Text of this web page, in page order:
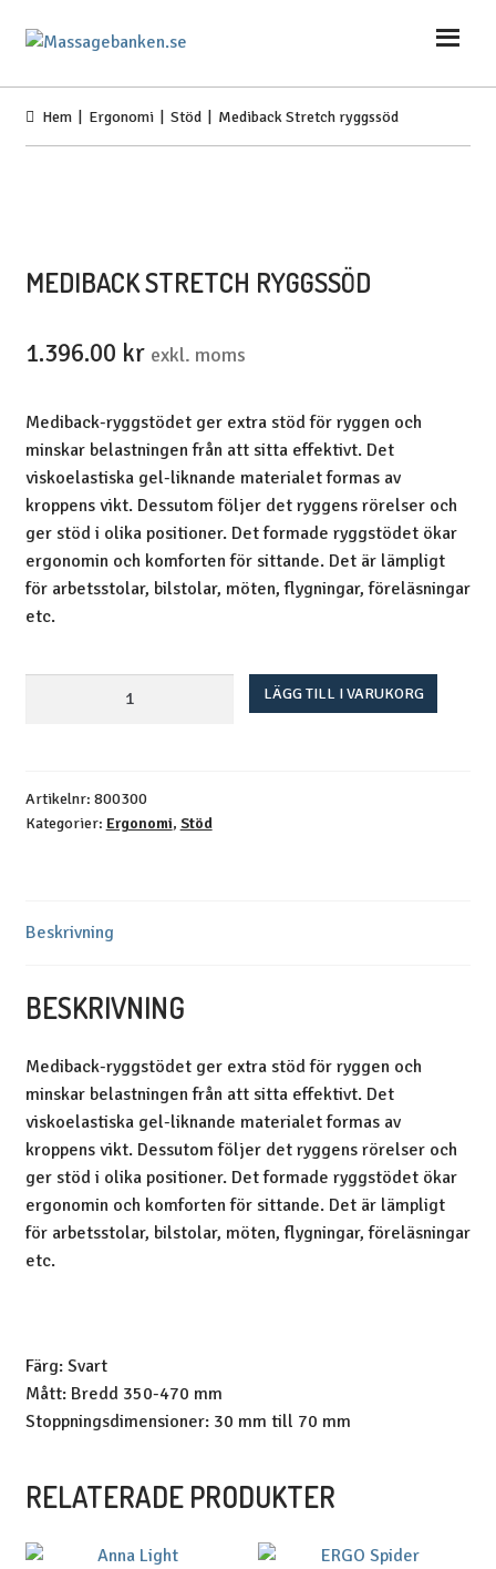
Hoppa
Hoppa
Hem Ergonomi |Stöd | Mediback Stretch ryggssöd
MEDIBACK STRETCH RYGGSSÖD
1.396.00 kr exkl. moms
Mediback-ryggstödet ger extra stöd för ryggen och
minskar belastningen från att sitta effektivt. Det
viskoelastiska gel-liknande materialet formas av
kroppens vikt. Dessutom följer det ryggens rörelser och
ger stöd i olika positioner. Det formade ryggstödet ökar
ergonomin och komforten för sittande. Det är lämpligt
för arbetsstolar, bilstolar, möten, flygningar, föreläsningar
etc.
LÄGG TILL I VARUKORG
Artikelnr: 800300
Kategorier: Ergonomi, Stöd
Beskrivning
BESKRIVNING
Mediback-ryggstödet ger extra stöd för ryggen och
minskar belastningen från att sitta effektivt. Det
viskoelastiska gel-liknande materialet formas av
kroppens vikt. Dessutom följer det ryggens rörelser och
ger stöd i olika positioner. Det formade ryggstödet ökar
ergonomin och komforten för sittande. Det är lämpligt
för arbetsstolar, bilstolar, möten, flygningar, föreläsningar
etc.
Färg: Svart
Mått: Bredd 350-470 mm
Stoppningsdimensioner: 30 mm till 70 mm
RELATERADE PRODUKTER